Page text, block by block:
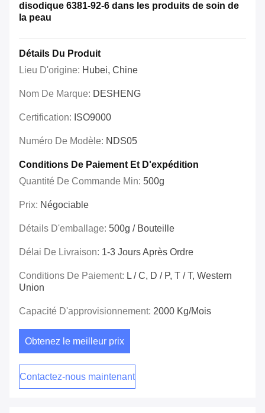
disodique 6381-92-6 dans les produits de soin de
la peau
Détails Du Produit
Lieu D'origine: Hubei, Chine
Nom De Marque: DESHENG
Certification: ISO9000
Numéro De Modèle: NDS05
Conditions De Paiement Et D'expédition
Quantité De Commande Min: 500g
Prix: Négociable
Détails D'emballage: 500g / Bouteille
Délai De Livraison: 1-3 Jours Après Ordre
Conditions De Paiement: L / C, D / P, T / T, Western
Union
Capacité D'approvisionnement: 2000 Kg/mois
Obtenez le meilleur prix
Contactez-nous maintenant